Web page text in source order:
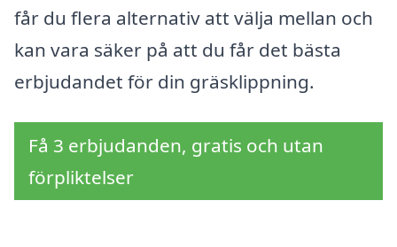
får du flera alternativ att välja mellan och
kan vara säker på att du får det bästa
erbjudandet för din gräsklippning.
Få 3 erbjudanden, gratis och utan
förpliktelser